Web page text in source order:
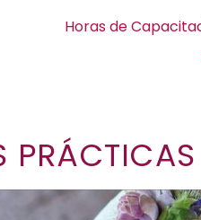
Horas de
PRÁCTICAS